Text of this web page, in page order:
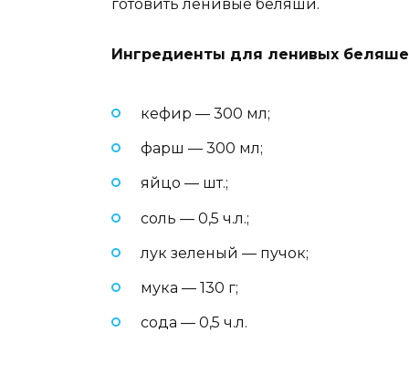
готовить ленивые беляши.
Ингредиенты для ленивых
кефир — 300 мл;
фарш — 300 мл;
яйцо — шт.;
соль — 0,5 ч.л.;
лук зеленый — пучок;
мука — 130 г;
сода — 0,5 ч.л.